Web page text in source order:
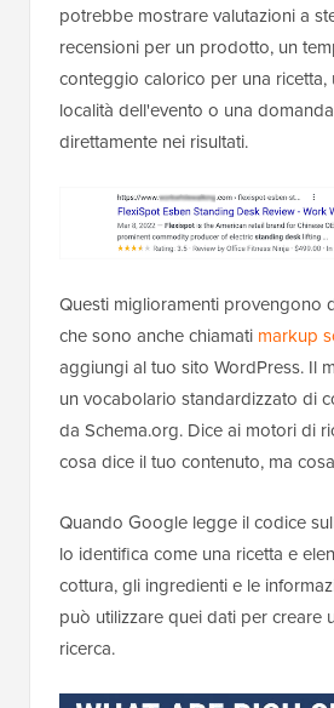
potrebbe mostrare valutazioni a
recensioni per un prodotto, un
conteggio calorico per una ricetta,
località dell'evento o una
direttamente nei risultati.
Questi miglioramenti provengono
che sono anche chiamati markup
aggiungi al tuo sito WordPress. Il
un vocabolario standardizzato di
da Schema.org. Dice ai motori di
cosa dice il tuo contenuto, ma
Quando Google legge il codice
lo identifica come una ricetta e
cottura, gli ingredienti e le
può utilizzare quei dati per creare
ricerca.